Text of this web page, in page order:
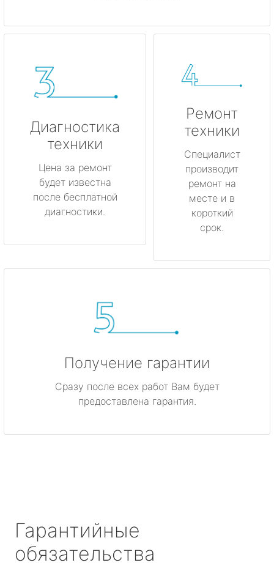
Диагностика
техники
Цена за ремонт
будет известна
после бесплатной
диагностики.
Ремонт
техники
Специалист
производит
ремонт на
месте и в
короткий
срок.
Получение гарантии
Сразу после всех работ Вам будет
предоставлена гарантия.
Гарантийные
обязательства